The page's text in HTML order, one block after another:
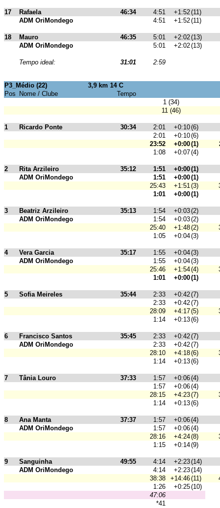
17 Rafaela 46:34 4:51 +1:52(11)
ADM OriMondego
4:51 +1:52(11)
18 Mauro 46:35 5:01 +2:02(13)
ADM OriMondego
5:01 +2:02(13)
Tempo ideal: 31:01 2:59
P3_Médio (22)
3,9 km 14 C
Pos
Nome / Clube
Tempo
1 (34)
11 (46)
1 Ricardo Ponte 30:34 2:01 +0:10(6)
2:01
+0:10(6)
23:52
+0:00(1)
1:08
+0:07(4)
2 Rita Arzileiro 35:12 1:51 +0:00(1)
ADM OriMondego
1:51 +0:00(1)
25:43
+1:51(3)
1:01
+0:00(1)
3 Beatriz Arzileiro 35:13 1:54 +0:03(2)
ADM OriMondego
1:54 +0:03(2)
25:40
+1:48(2)
1:05
+0:04(3)
4 Vera Garcia 35:17 1:55 +0:04(3)
ADM OriMondego
1:55 +0:04(3)
25:46
+1:54(4)
1:01
+0:00(1)
5 Sofia Meireles 35:44 2:33 +0:42(7)
2:33
+0:42(7)
28:09
+4:17(5)
1:14
+0:13(6)
6 Francisco Santos 35:45 2:33 +0:42(7)
ADM OriMondego
2:33 +0:42(7)
28:10
+4:18(6)
1:14
+0:13(6)
7 Tânia Louro 37:33 1:57 +0:06(4)
1:57
+0:06(4)
28:15
+4:23(7)
1:14
+0:13(6)
8 Ana Manta 37:37 1:57 +0:06(4)
ADM OriMondego
1:57 +0:06(4)
28:16
+4:24(8)
1:15
+0:14(9)
9 Sanguinha 49:55 4:14 +2:23(14)
ADM OriMondego
4:14 +2:23(14)
38:38
+14:46(11)
1:26
+0:25(10)
47:06
*41